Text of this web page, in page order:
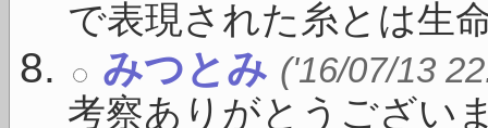
で表現された糸とは生
みつとみ ('16/07/13
考察ありがとうござい